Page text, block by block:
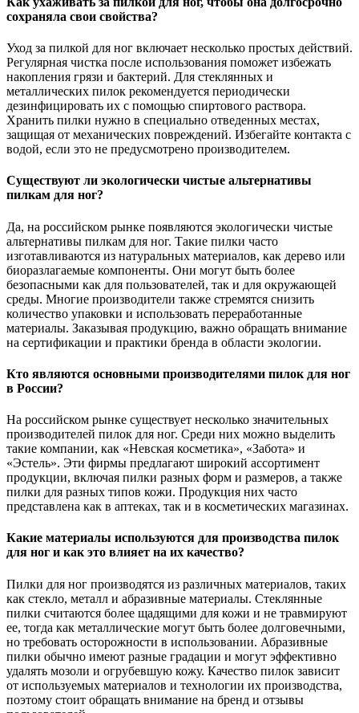
сохраняла свои свойства?
Уход за пилкой для ног включает несколько простых действий.
Регулярная чистка после использования поможет избежать
накопления грязи и бактерий. Для стеклянных и
металлических пилок рекомендуется периодически
дезинфицировать их с помощью спиртового раствора.
Хранить пилки нужно в специально отведенных местах,
защищая от механических повреждений. Избегайте контакта с
водой, если это не предусмотрено производителем.
Существуют ли экологически чистые альтернативы
пилкам для ног?
Да, на российском рынке появляются экологически чистые
альтернативы пилкам для ног. Такие пилки часто
изготавливаются из натуральных материалов, как дерево или
биоразлагаемые компоненты. Они могут быть более
безопасными как для пользователей, так и для окружающей
среды. Многие производители также стремятся снизить
количество упаковки и использовать переработанные
материалы. Заказывая продукцию, важно обращать внимание
на сертификации и практики бренда в области экологии.
Кто являются основными производителями пилок для ног
в России?
На российском рынке существует несколько значительных
производителей пилок для ног. Среди них можно выделить
такие компании, как «Невская косметика», «Забота» и
«Эстель». Эти фирмы предлагают широкий ассортимент
продукции, включая пилки разных форм и размеров, а также
пилки для разных типов кожи. Продукция них часто
представлена как в аптеках, так и в косметических магазинах.
Какие материалы используются для производства пилок
для ног и как это влияет на их качество?
Пилки для ног производятся из различных материалов, таких
как стекло, металл и абразивные материалы. Стеклянные
пилки считаются более щадящими для кожи и не травмируют
ее, тогда как металлические могут быть более долговечными,
но требовать осторожности в использовании. Абразивные
пилки обычно имеют разные градации и могут эффективно
удалять мозоли и огрубевшую кожу. Качество пилок зависит
от используемых материалов и технологии их производства,
поэтому стоит обращать внимание на бренд и отзывы